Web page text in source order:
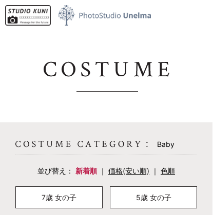
オ・クニ】にお任せください。
Baby
並び替え： 新着順 ｜ 価格(安い順) ｜ 色順
7歳 女の子 5歳 女の子